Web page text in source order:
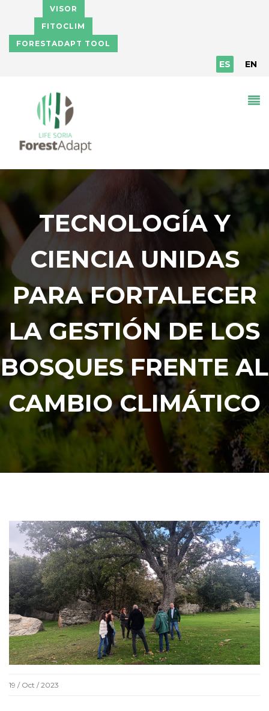
Pasar al contenido principal
VISOR
FITOCLIM
FORESTADAPT TOOL
ES EN
TECNOLOGÍA Y
CIENCIA UNIDAS
PARA FORTALECER
LA GESTIÓN DE LOS
BOSQUES FRENTE AL
CAMBIO CLIMÁTICO
19 / Oct / 2023